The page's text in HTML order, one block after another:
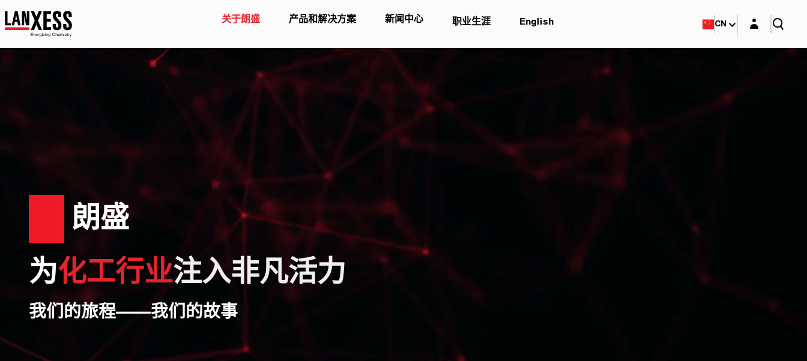
关于朗盛 产品和解决方案 新闻中心 职业生涯 English CN Login layer
朗盛
为化工行业注入非凡活力
我们的旅程——我们的故事